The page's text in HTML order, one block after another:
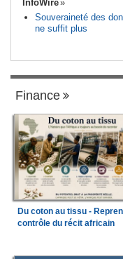
InfoWire
Souveraineté des
ne suffit plus
Finance
Du coton au tissu -
contrôle du récit africain